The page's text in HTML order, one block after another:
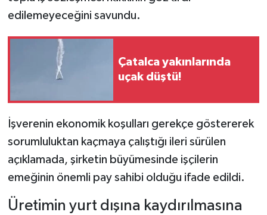
edilemeyeceğini savundu.
Çatalca yakınlarında
uçak düştü!
İşverenin ekonomik koşulları gerekçe göstererek
sorumluluktan kaçmaya çalıştığı ileri sürülen
açıklamada, şirketin büyümesinde işçilerin
emeğinin önemli pay sahibi olduğu ifade edildi.
Üretimin yurt dışına kaydırılmasına